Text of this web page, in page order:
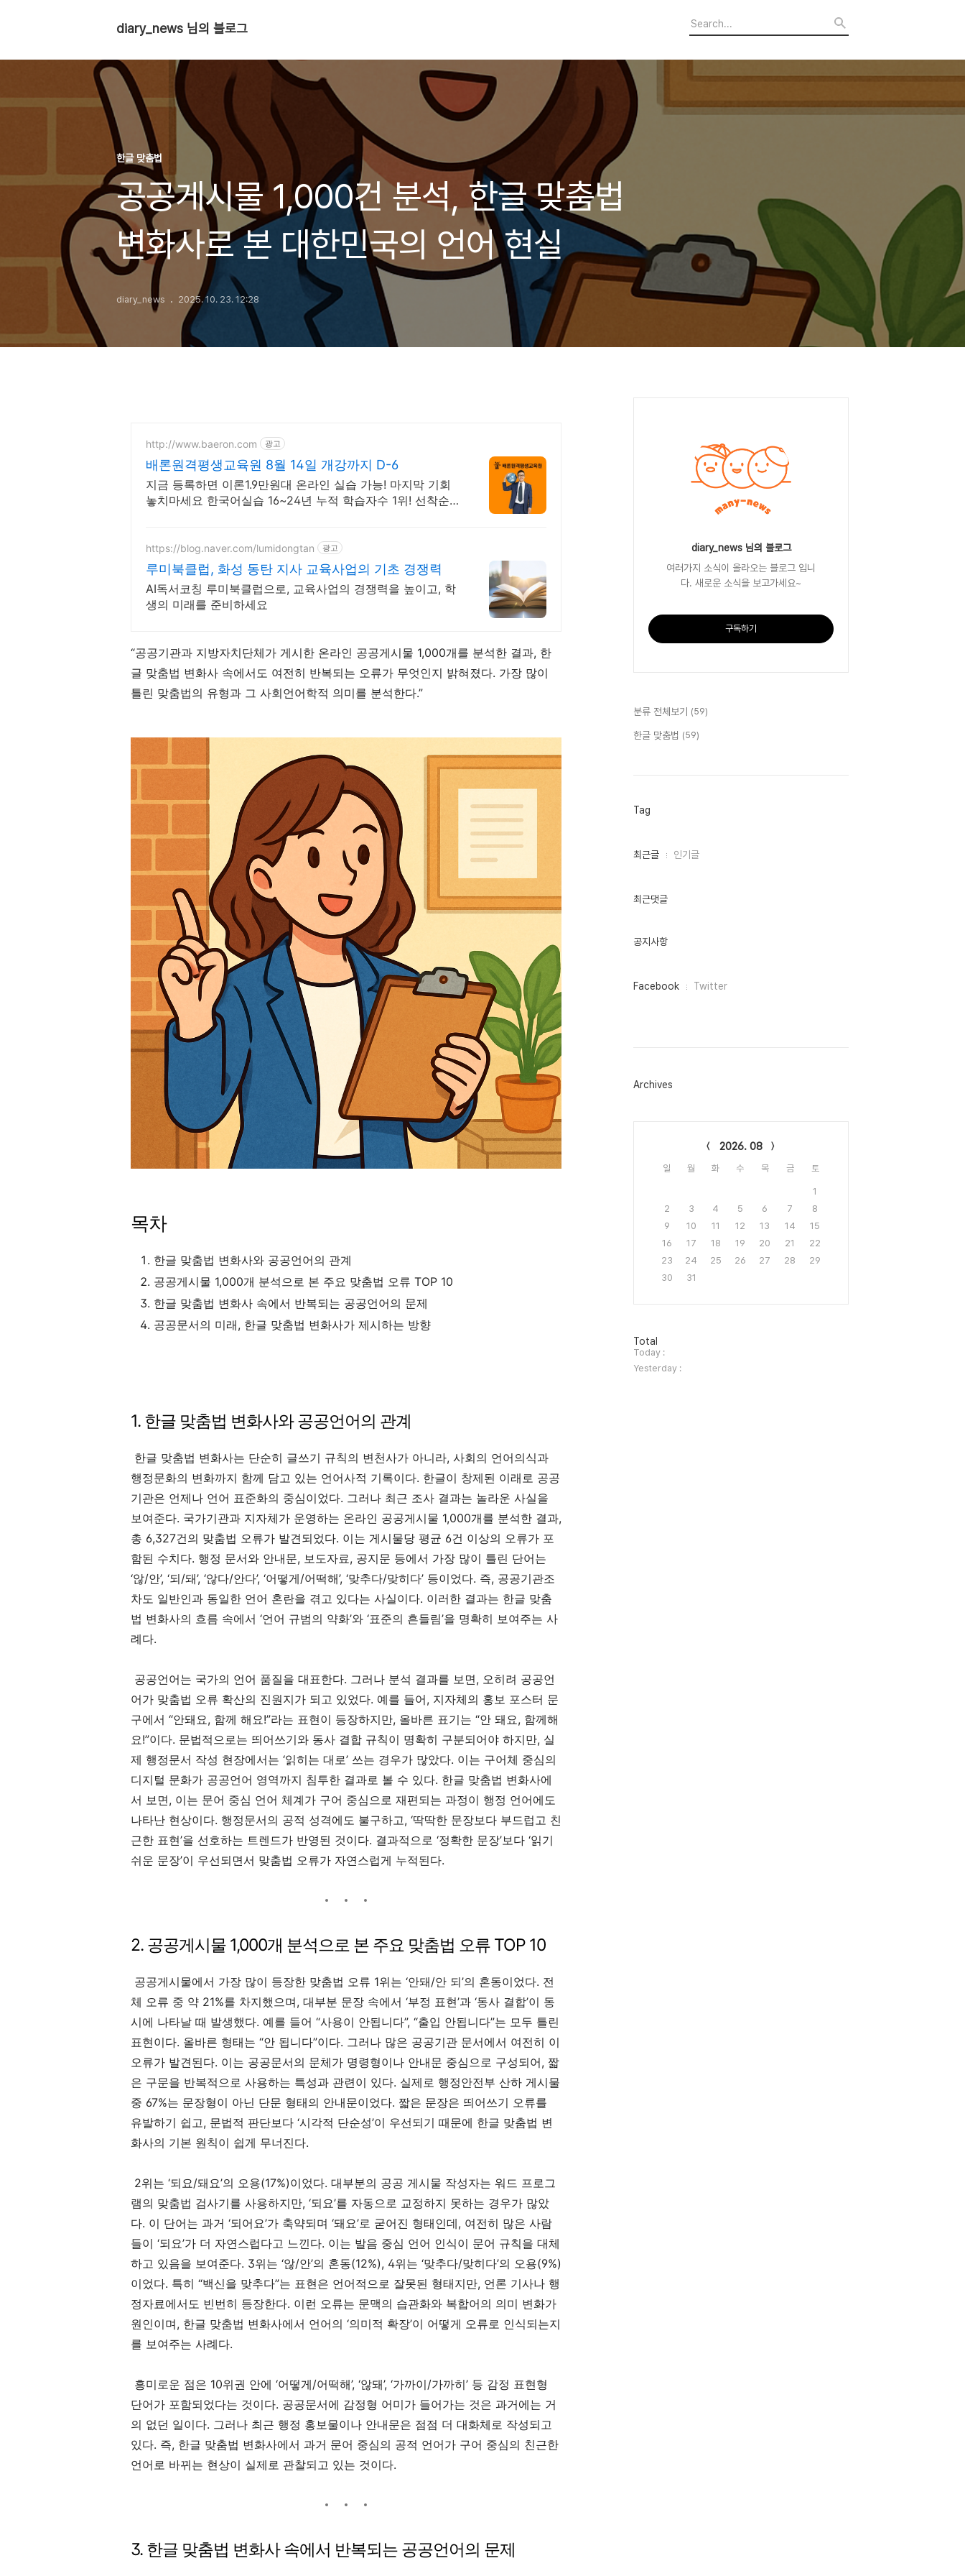
diary_news 님의 블로그
한글 맞춤법
공공게시물 1,000건 분석, 한글 맞춤법
변화사로 본 대한민국의 언어 현실
diary_news 2025. 10. 23. 12:28
http://www.baeron.com 광고
배론원격평생교육원 8월 14일 개강까지 D-6
지금 등록하면 이론1.9만원대 온라인 실습 가능! 마지막 기회
놓치마세요 한국어실습 16~24년 누적 학습자수 1위! 선착순
https://blog.naver.com/lumidongtan 광고
루미북클럽, 화성 동탄 지사 교육사업의 기초 경쟁력
AI독서코칭 루미북클럽으로, 교육사업의 경쟁력을 높이고, 학
생의 미래를 준비하세요
“공공기관과 지방자치단체가 게시한 온라인 공공게시물 1,000개를 분석한 결과, 한
글 맞춤법 변화사 속에서도 여전히 반복되는 오류가 무엇인지 밝혀졌다. 가장 많이
틀린 맞춤법의 유형과 그 사회언어학적 의미를 분석한다.”
목차
한글 맞춤법 변화사와 공공언어의 관계
공공게시물 1,000개 분석으로 본 주요 맞춤법 오류 TOP 10
한글 맞춤법 변화사 속에서 반복되는 공공언어의 문제
공공문서의 미래, 한글 맞춤법 변화사가 제시하는 방향
1. 한글 맞춤법 변화사와 공공언어의 관계
한글 맞춤법 변화사는 단순히 글쓰기 규칙의 변천사가 아니라, 사회의 언어의식과
행정문화의 변화까지 함께 담고 있는 언어사적 기록이다. 한글이 창제된 이래로 공공
기관은 언제나 언어 표준화의 중심이었다. 그러나 최근 조사 결과는 놀라운 사실을
보여준다. 국가기관과 지자체가 운영하는 온라인 공공게시물 1,000개를 분석한 결과,
총 6,327건의 맞춤법 오류가 발견되었다. 이는 게시물당 평균 6건 이상의 오류가 포
함된 수치다. 행정 문서와 안내문, 보도자료, 공지문 등에서 가장 많이 틀린 단어는
‘않/안’, ‘되/돼’, ‘않다/안다’, ‘어떻게/어떡해’, ‘맞추다/맞히다’ 등이었다. 즉, 공공기관조
차도 일반인과 동일한 언어 혼란을 겪고 있다는 사실이다. 이러한 결과는 한글 맞춤
법 변화사의 흐름 속에서 ‘언어 규범의 약화’와 ‘표준의 흔들림’을 명확히 보여주는 사
례다.
공공언어는 국가의 언어 품질을 대표한다. 그러나 분석 결과를 보면, 오히려 공공언
어가 맞춤법 오류 확산의 진원지가 되고 있었다. 예를 들어, 지자체의 홍보 포스터 문
구에서 “안돼요, 함께 해요!”라는 표현이 등장하지만, 올바른 표기는 “안 돼요, 함께해
요!”이다. 문법적으로는 띄어쓰기와 동사 결합 규칙이 명확히 구분되어야 하지만, 실
제 행정문서 작성 현장에서는 ‘읽히는 대로’ 쓰는 경우가 많았다. 이는 구어체 중심의
디지털 문화가 공공언어 영역까지 침투한 결과로 볼 수 있다. 한글 맞춤법 변화사에
서 보면, 이는 문어 중심 언어 체계가 구어 중심으로 재편되는 과정이 행정 언어에도
나타난 현상이다. 행정문서의 공적 성격에도 불구하고, ‘딱딱한 문장보다 부드럽고 친
근한 표현’을 선호하는 트렌드가 반영된 것이다. 결과적으로 ‘정확한 문장’보다 ‘읽기
쉬운 문장’이 우선되면서 맞춤법 오류가 자연스럽게 누적된다.
2. 공공게시물 1,000개 분석으로 본 주요 맞춤법 오류 TOP 10
공공게시물에서 가장 많이 등장한 맞춤법 오류 1위는 ‘안돼/안 되’의 혼동이었다. 전
체 오류 중 약 21%를 차지했으며, 대부분 문장 속에서 ‘부정 표현’과 ‘동사 결합’이 동
시에 나타날 때 발생했다. 예를 들어 “사용이 안됩니다”, “출입 안됩니다”는 모두 틀린
표현이다. 올바른 형태는 “안 됩니다”이다. 그러나 많은 공공기관 문서에서 여전히 이
오류가 발견된다. 이는 공공문서의 문체가 명령형이나 안내문 중심으로 구성되어, 짧
은 구문을 반복적으로 사용하는 특성과 관련이 있다. 실제로 행정안전부 산하 게시물
중 67%는 문장형이 아닌 단문 형태의 안내문이었다. 짧은 문장은 띄어쓰기 오류를
유발하기 쉽고, 문법적 판단보다 ‘시각적 단순성’이 우선되기 때문에 한글 맞춤법 변
화사의 기본 원칙이 쉽게 무너진다.
2위는 ‘되요/돼요’의 오용(17%)이었다. 대부분의 공공 게시물 작성자는 워드 프로그
램의 맞춤법 검사기를 사용하지만, ‘되요’를 자동으로 교정하지 못하는 경우가 많았
다. 이 단어는 과거 ‘되어요’가 축약되며 ‘돼요’로 굳어진 형태인데, 여전히 많은 사람
들이 ‘되요’가 더 자연스럽다고 느낀다. 이는 발음 중심 언어 인식이 문어 규칙을 대체
하고 있음을 보여준다. 3위는 ‘않/안’의 혼동(12%), 4위는 ‘맞추다/맞히다’의 오용(9%)
이었다. 특히 “백신을 맞추다”는 표현은 언어적으로 잘못된 형태지만, 언론 기사나 행
정자료에서도 빈번히 등장한다. 이런 오류는 문맥의 습관화와 복합어의 의미 변화가
원인이며, 한글 맞춤법 변화사에서 언어의 ‘의미적 확장’이 어떻게 오류로 인식되는지
를 보여주는 사례다.
흥미로운 점은 10위권 안에 ‘어떻게/어떡해’, ‘않돼’, ‘가까이/가까히’ 등 감정 표현형
단어가 포함되었다는 것이다. 공공문서에 감정형 어미가 들어가는 것은 과거에는 거
의 없던 일이다. 그러나 최근 행정 홍보물이나 안내문은 점점 더 대화체로 작성되고
있다. 즉, 한글 맞춤법 변화사에서 과거 문어 중심의 공적 언어가 구어 중심의 친근한
언어로 바뀌는 현상이 실제로 관찰되고 있는 것이다.
3. 한글 맞춤법 변화사 속에서 반복되는 공공언어의 문제
diary_news 님의 블로그
여러가지 소식이 올라오는 블로그 입니
다. 새로운 소식을 보고가세요~
구독하기
분류 전체보기 (59)
한글 맞춤법 (59)
Tag
최
인
최근글 인기글
최근댓글
공지사항
페
그
Facebook Twitter
Archives
2026. 08
일 월 화 수 목 금 토
1
2
3 4 5 6 7
8
9
10 11 12 13 14
15
16
17 18 19 20 21
22
23
24 25 26 27 28
29
30
31
방
문
자
수
Total
Today :
Yesterday :